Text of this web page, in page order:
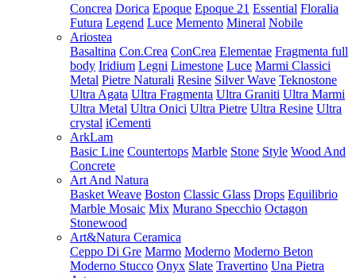
Concrea Dorica Epoque Epoque 21 Essential Floralia
Futura Legend Luce Memento Mineral Nobile
Ariostea
Basaltina Con.Crea ConCrea Elementae Fragmenta full
body Iridium Legni Limestone Luce Marmi Classici
Metal Pietre Naturali Resine Silver Wave Teknostone
Ultra Agata Ultra Fragmenta Ultra Graniti Ultra Marmi
Ultra Metal Ultra Onici Ultra Pietre Ultra Resine Ultra
crystal iCementi
ArkLam
Basic Line Countertops Marble Stone Style Wood And
Concrete
Art And Natura
Basket Weave Boston Classic Glass Drops Equilibrio
Marble Mosaic Mix Murano Specchio Octagon
Stonewood
Art&Natura Ceramica
Ceppo Di Gre Marmo Moderno Moderno Beton
Moderno Stucco Onyx Slate Travertino Una Pietra